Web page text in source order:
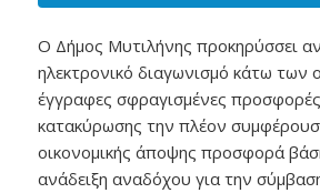
Ο Δήμος Μυτιλήνης προκηρύσσει
ηλεκτρονικό διαγωνισμό κάτω των
έγγραφες σφραγισμένες
κατακύρωσης την πλέον
οικονομικής άποψης προσφορά
ανάδειξη αναδόχου για την